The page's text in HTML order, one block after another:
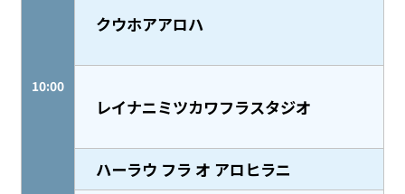
10:00
クウホアアロハ
レイナニミツカワフラスタジオ
ハーラウ フラ オ アロヒラニ